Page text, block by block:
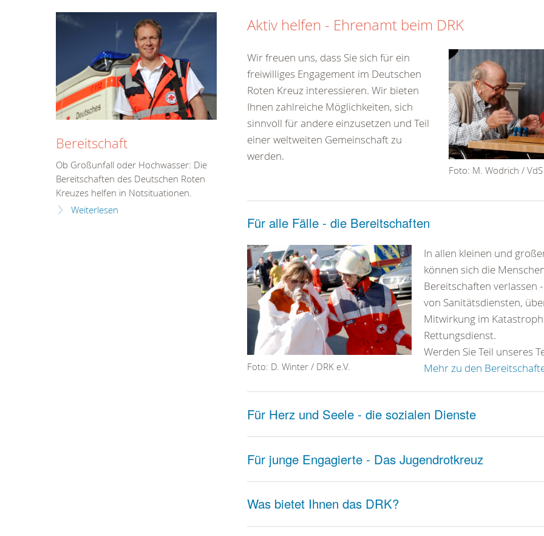
Aktiv helfen - Ehrenamt beim DRK
Foto: M. Wodrich / VdS
Wir freuen uns, dass Sie sich für ein
freiwilliges Engagement im Deutschen
Roten Kreuz interessieren. Wir bieten
Ihnen zahlreiche Möglichkeiten, sich
sinnvoll für andere einzusetzen und Teil
einer weltweiten Gemeinschaft zu
werden.
Für alle Fälle - die Bereitschaften
Foto: D. Winter / DRK e.V.
In allen kleinen und
können sich die
Bereitschaften verlassen
von Sanitätsdiensten,
Mitwirkung im
Rettungsdienst.
Werden Sie Teil unseres
Mehr zu den
Für Herz und Seele - die sozialen Dienste
Für junge Engagierte - Das Jugendrotkreuz
Was bietet Ihnen das DRK?
Bereitschaft
Ob Großunfall oder Hochwasser: Die
Bereitschaften des Deutschen Roten
Kreuzes helfen in Notsituationen.
Weiterlesen